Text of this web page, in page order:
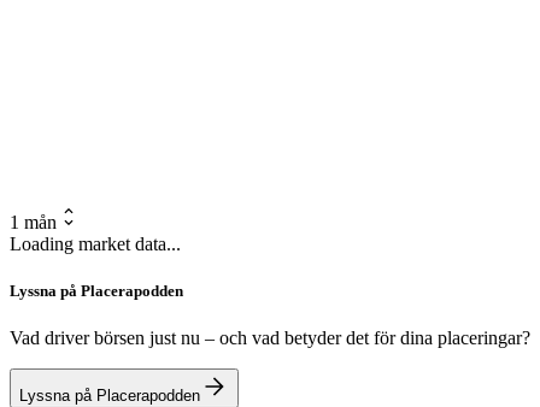
1 mån
Loading market data...
Lyssna på Placerapodden
Vad driver börsen just nu – och vad betyder det för dina placeringar?
Lyssna på Placerapodden